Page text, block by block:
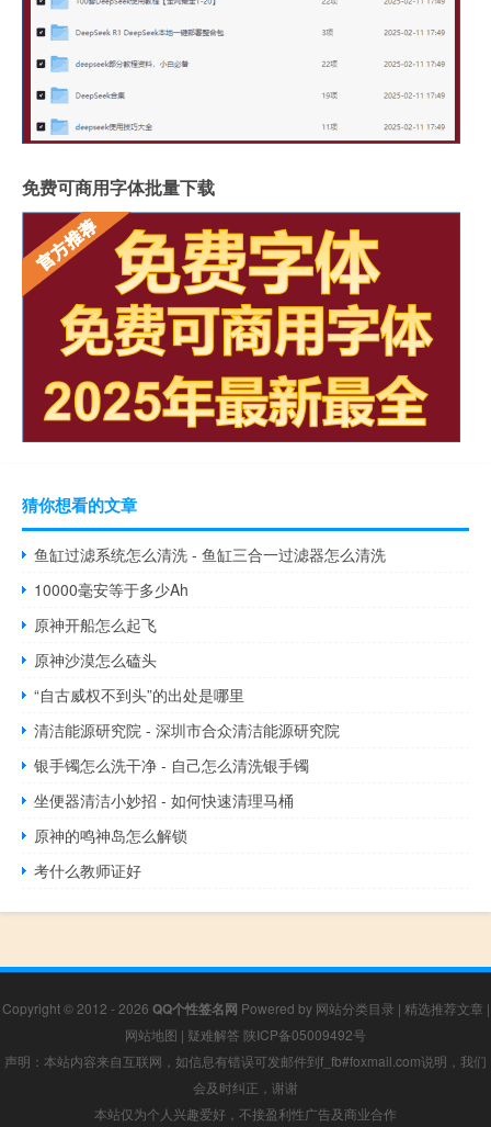
免费可商用字体批量下载
猜你想看的文章
鱼缸过滤系统怎么清洗 - 鱼缸三合一过滤器怎么清洗
10000毫安等于多少Ah
原神开船怎么起飞
原神沙漠怎么磕头
“自古威权不到头”的出处是哪里
清洁能源研究院 - 深圳市合众清洁能源研究院
银手镯怎么洗干净 - 自己怎么清洗银手镯
坐便器清洁小妙招 - 如何快速清理马桶
原神的鸣神岛怎么解锁
考什么教师证好
Copyright © 2012 - 2026 QQ个性签名网 Powered by 网站分类目录 | 精选推荐文章 |
网站地图 | 疑难解答 陕ICP备05009492号
声明：本站内容来自互联网，如信息有错误可发邮件到f_fb#foxmail.com说明，我们
会及时纠正，谢谢
本站仅为个人兴趣爱好，不接盈利性广告及商业合作